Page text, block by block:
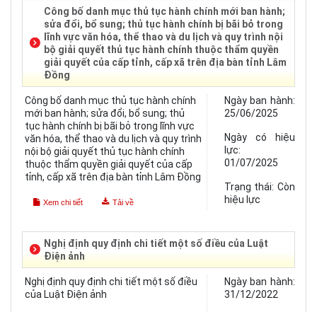
Công bố danh mục thủ tục hành chính mới ban hành;
sửa đổi, bổ sung; thủ tục hành chính bị bãi bỏ trong
lĩnh vực văn hóa, thể thao và du lịch và quy trình nội
bộ giải quyết thủ tục hành chính thuộc thẩm quyền
giải quyết của cấp tỉnh, cấp xã trên địa bàn tỉnh Lâm
Đồng
Công bố danh mục thủ tục hành chính
mới ban hành; sửa đổi, bổ sung; thủ
tục hành chính bị bãi bỏ trong lĩnh vực
văn hóa, thể thao và du lịch và quy trình
nội bộ giải quyết thủ tục hành chính
thuộc thẩm quyền giải quyết của cấp
tỉnh, cấp xã trên địa bàn tỉnh Lâm Đồng
Xem chi tiết Tải về
Ngày ban hành:
25/06/2025
Ngày có hiệu
lực:
01/07/2025
Trạng thái: Còn
hiệu lực
Nghị định quy định chi tiết một số điều của Luật
Điện ảnh
Nghị định quy định chi tiết một số điều
của Luật Điện ảnh
Ngày ban hành:
31/12/2022